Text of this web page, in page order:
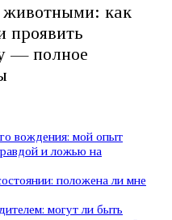
как
проявить
— полное
вождения: мой опыт
и ложью на
положена ли мне
могут ли быть